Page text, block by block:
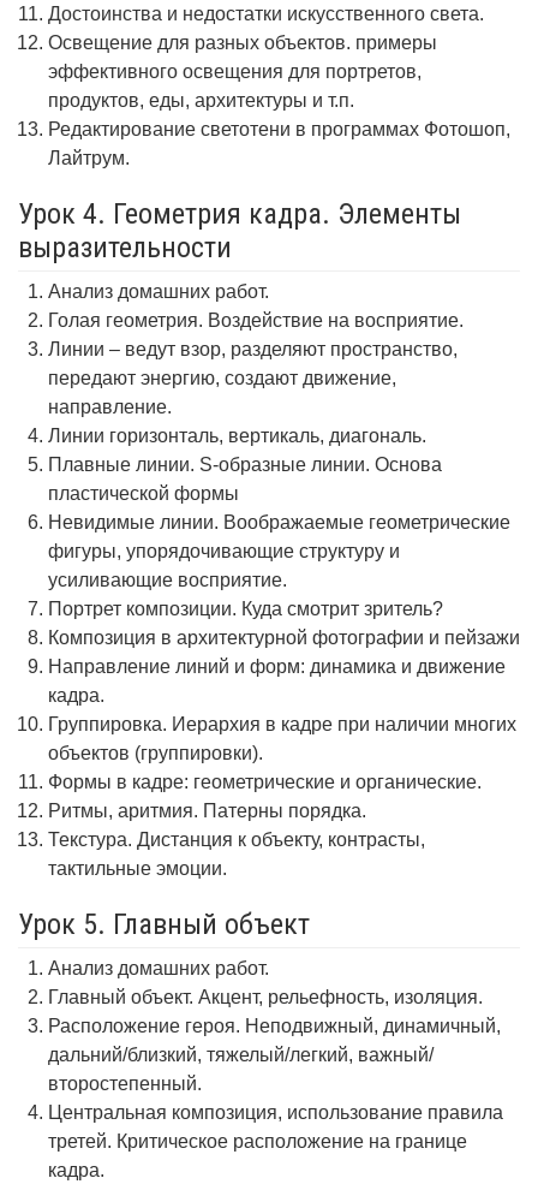
Достоинства и недостатки искусственного света.
Освещение для разных объектов. примеры
эффективного освещения для портретов,
продуктов, еды, архитектуры и т.п.
Редактирование светотени в программах Фотошоп,
Лайтрум.
Урок 4. Геометрия кадра. Элементы
выразительности
Анализ домашних работ.
Голая геометрия. Воздействие на восприятие.
Линии – ведут взор, разделяют пространство,
передают энергию, создают движение,
направление.
Линии горизонталь, вертикаль, диагональ.
Плавные линии. S-образные линии. Основа
пластической формы
Невидимые линии. Воображаемые геометрические
фигуры, упорядочивающие структуру и
усиливающие восприятие.
Портрет композиции. Куда смотрит зритель?
Композиция в архитектурной фотографии и пейзажи
Направление линий и форм: динамика и движение
кадра.
Группировка. Иерархия в кадре при наличии многих
объектов (группировки).
Формы в кадре: геометрические и органические.
Ритмы, аритмия. Патерны порядка.
Текстура. Дистанция к объекту, контрасты,
тактильные эмоции.
Урок 5. Главный объект
Анализ домашних работ.
Главный объект. Акцент, рельефность, изоляция.
Расположение героя. Неподвижный, динамичный,
дальний/близкий, тяжелый/легкий, важный/
второстепенный.
Центральная композиция, использование правила
третей. Критическое расположение на границе
кадра.